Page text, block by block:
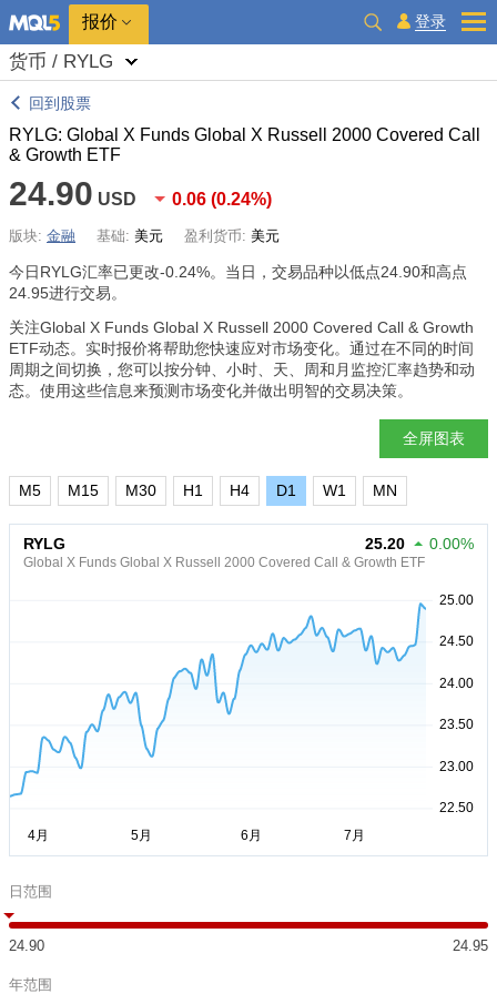
报价 登录
货币 / RYLG
回到股票
RYLG: Global X Funds Global X Russell 2000 Covered Call
& Growth ETF
24.90 USD 0.06 (0.24%)
版块: 金融 基础: 美元 盈利货币: 美元
今日RYLG汇率已更改-0.24%。当日，交易品种以低点24.90和高点
24.95进行交易。
关注Global X Funds Global X Russell 2000 Covered Call & Growth
ETF动态。实时报价将帮助您快速应对市场变化。通过在不同的时间
周期之间切换，您可以按分钟、小时、天、周和月监控汇率趋势和动
态。使用这些信息来预测市场变化并做出明智的交易决策。
全屏图表
M5 M15 M30 H1 H4 D1 W1 MN
RYLG
Global X Funds Global X Russell 2000 Covered Call & Growth ETF
25.20 0.00%
日范围
24.90 24.95
年范围